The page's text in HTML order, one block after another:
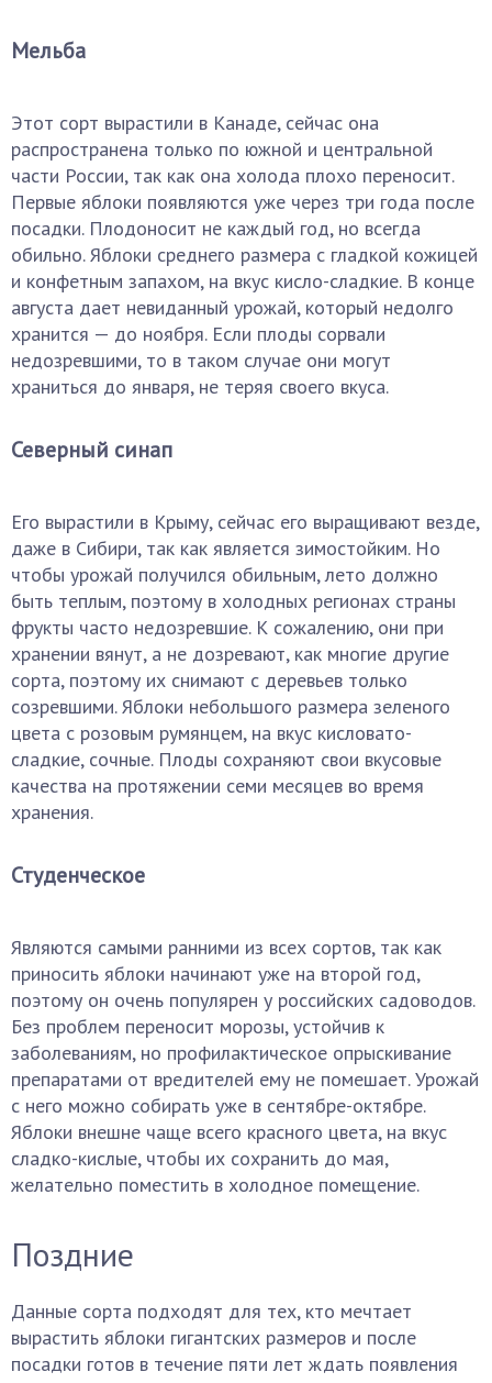
Мельба
Этот сорт вырастили в Канаде, сейчас она
распространена только по южной и центральной
части России, так как она холода плохо переносит.
Первые яблоки появляются уже через три года после
посадки. Плодоносит не каждый год, но всегда
обильно. Яблоки среднего размера с гладкой кожицей
и конфетным запахом, на вкус кисло-сладкие. В конце
августа дает невиданный урожай, который недолго
хранится — до ноября. Если плоды сорвали
недозревшими, то в таком случае они могут
храниться до января, не теряя своего вкуса.
Северный синап
Его вырастили в Крыму, сейчас его выращивают везде,
даже в Сибири, так как является зимостойким. Но
чтобы урожай получился обильным, лето должно
быть теплым, поэтому в холодных регионах страны
фрукты часто недозревшие. К сожалению, они при
хранении вянут, а не дозревают, как многие другие
сорта, поэтому их снимают с деревьев только
созревшими. Яблоки небольшого размера зеленого
цвета с розовым румянцем, на вкус кисловато-
сладкие, сочные. Плоды сохраняют свои вкусовые
качества на протяжении семи месяцев во время
хранения.
Студенческое
Являются самыми ранними из всех сортов, так как
приносить яблоки начинают уже на второй год,
поэтому он очень популярен у российских садоводов.
Без проблем переносит морозы, устойчив к
заболеваниям, но профилактическое опрыскивание
препаратами от вредителей ему не помешает. Урожай
с него можно собирать уже в сентябре-октябре.
Яблоки внешне чаще всего красного цвета, на вкус
сладко-кислые, чтобы их сохранить до мая,
желательно поместить в холодное помещение.
Поздние
Данные сорта подходят для тех, кто мечтает
вырастить яблоки гигантских размеров и после
посадки готов в течение пяти лет ждать появления